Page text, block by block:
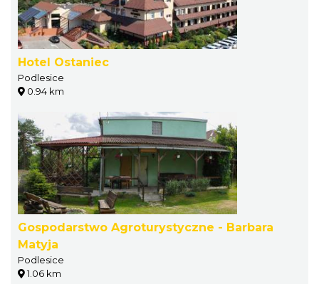
Hotel Ostaniec
Podlesice
0.94 km
Gospodarstwo Agroturystyczne - Barbara
Matyja
Podlesice
1.06 km